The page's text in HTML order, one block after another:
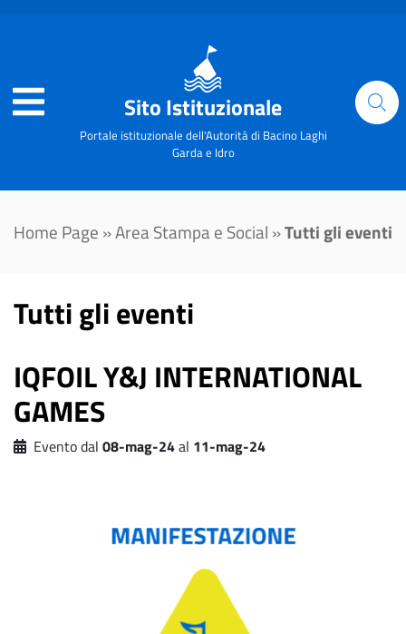
Sito Istituzionale
Portale istituzionale dell'Autorità di Bacino Laghi
Garda e Idro
Home Page »Area Stampa e Social »Tutti gli eventi
Tutti gli eventi
IQFOIL Y&J INTERNATIONAL
GAMES
Evento dal 08-mag-24al 11-mag-24